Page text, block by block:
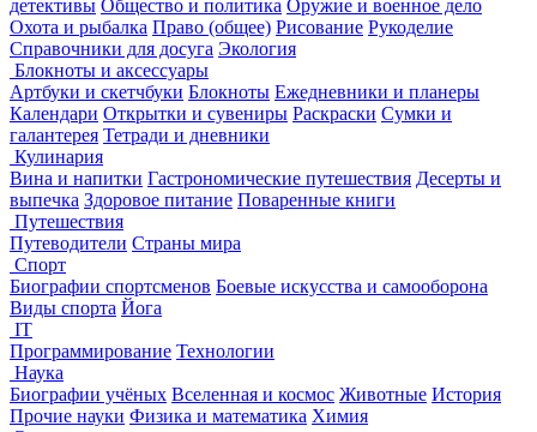
детективы Общество и политика Оружие и военное дело
Охота и рыбалка Право (общее) Рисование Рукоделие
Справочники для досуга Экология
Блокноты и аксессуары
Артбуки и скетчбуки Блокноты Ежедневники и планеры
Календари Открытки и сувениры Раскраски Сумки и
галантерея Тетради и дневники
Кулинария
Вина и напитки Гастрономические путешествия Десерты и
выпечка Здоровое питание Поваренные книги
Путешествия
Путеводители Страны мира
Спорт
Биографии спортсменов Боевые искусства и самооборона
Виды спорта Йога
IT
Программирование Технологии
Наука
Биографии учёных Вселенная и космос Животные История
Прочие науки Физика и математика Химия